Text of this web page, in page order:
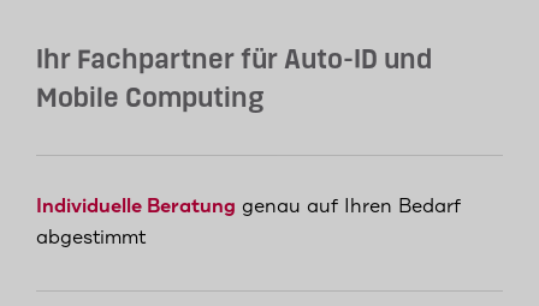
Ihr Fachpartner für Auto-ID und
Mobile Computing
Individuelle Beratung genau auf Ihren Bedarf
abgestimmt